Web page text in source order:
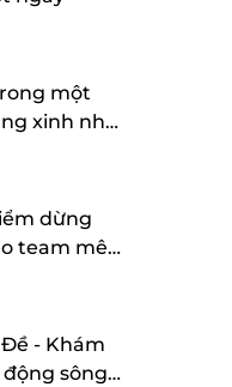
một
xinh như
dừng
team mê
- Khám
sông